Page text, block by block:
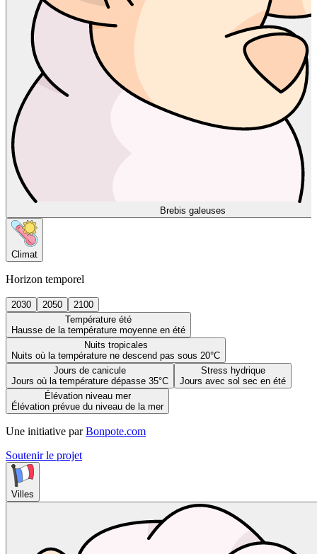
Brebis galeuses
Climat
Horizon temporel
2030 2050
2100
Température été
Hausse de la température moyenne en été
Nuits tropicales
Nuits où la température ne descend pas sous 20°C
Jours de canicule
Jours où la température dépasse 35°C
Stress hydrique
Jours avec sol sec en été
Élévation niveau mer
Élévation prévue du niveau de la mer
Une initiative par Bonpote.com
Soutenir le projet
Villes